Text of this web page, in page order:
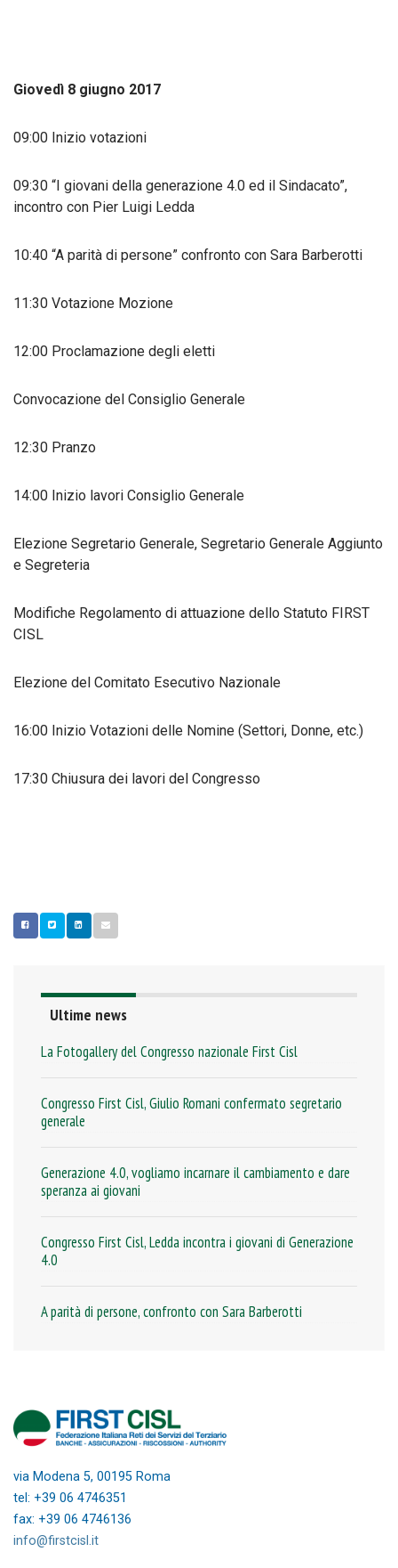
Giovedì 8 giugno 2017
09:00 Inizio votazioni
09:30 “I giovani della generazione 4.0 ed il Sindacato”,
incontro con Pier Luigi Ledda
10:40 “A parità di persone” confronto con Sara Barberotti
11:30 Votazione Mozione
12:00 Proclamazione degli eletti
Convocazione del Consiglio Generale
12:30 Pranzo
14:00 Inizio lavori Consiglio Generale
Elezione Segretario Generale, Segretario Generale Aggiunto
e Segreteria
Modifiche Regolamento di attuazione dello Statuto FIRST
CISL
Elezione del Comitato Esecutivo Nazionale
16:00 Inizio Votazioni delle Nomine (Settori, Donne, etc.)
17:30 Chiusura dei lavori del Congresso
Ultime news
La Fotogallery del Congresso nazionale First Cisl
Congresso First Cisl, Giulio Romani confermato segretario
generale
Generazione 4.0, vogliamo incarnare il cambiamento e dare
speranza ai giovani
Congresso First Cisl, Ledda incontra i giovani di Generazione
4.0
A parità di persone, confronto con Sara Barberotti
via Modena 5, 00195 Roma
tel: +39 06 4746351
fax: +39 06 4746136
info@firstcisl.it